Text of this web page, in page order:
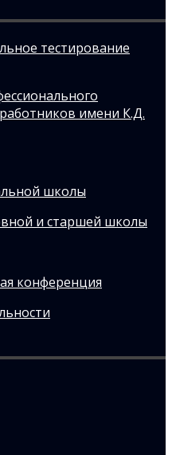
тестирование
имени К.Д.
школы
и старшей школы
конференция